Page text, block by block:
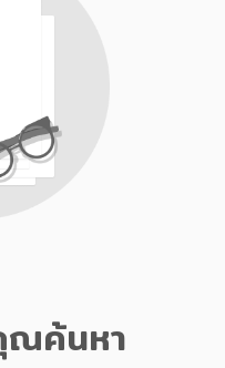
ณค้นหา